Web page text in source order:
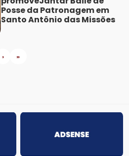
Posse da Patronagem em
Santo Antônio das Missões
› »